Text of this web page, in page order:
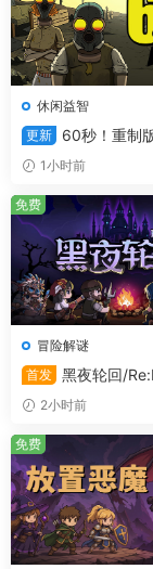
休闲益智
更新
60秒！重制
nds! Reatomized
1小时前
冒险解谜
首发 黑夜轮回/
2小时前
免费
免费